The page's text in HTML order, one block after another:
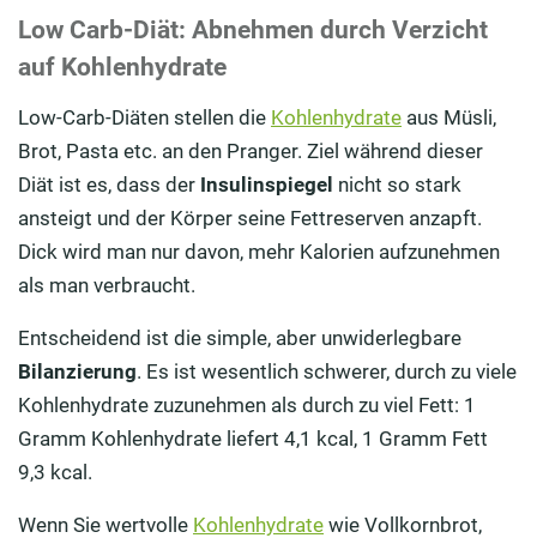
Low Carb-Diät: Abnehmen durch Verzicht
auf Kohlenhydrate
Low-Carb-Diäten stellen die Kohlenhydrate aus Müsli,
Brot, Pasta etc. an den Pranger. Ziel während dieser
Diät ist es, dass der Insulinspiegel nicht so stark
ansteigt und der Körper seine Fettreserven anzapft.
Dick wird man nur davon, mehr Kalorien aufzunehmen
als man verbraucht.
Entscheidend ist die simple, aber unwiderlegbare
Bilanzierung. Es ist wesentlich schwerer, durch zu viele
Kohlenhydrate zuzunehmen als durch zu viel Fett: 1
Gramm Kohlenhydrate liefert 4,1 kcal, 1 Gramm Fett
9,3 kcal.
Wenn Sie wertvolle Kohlenhydrate wie Vollkornbrot,